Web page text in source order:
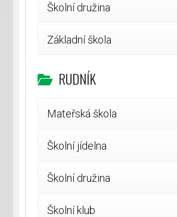
Školní družina
Základní škola
RUDNÍK
Mateřská škola
Školní jídelna
Školní družina
Školní klub